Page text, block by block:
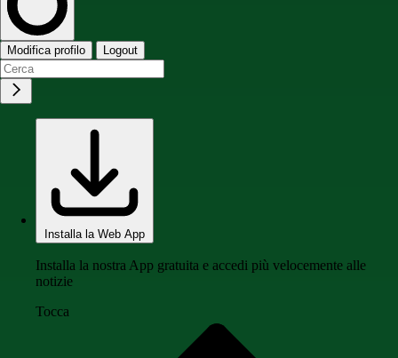
Modifica profilo Logout
Installa la Web App
Installa la nostra App gratuita e accedi più velocemente alle
notizie
Tocca